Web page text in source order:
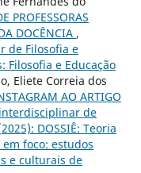
PROFESSORAS
DOCÊNCIA ,
de Filosofia e
Filosofia e Educação
Eliete Correia dos
AO ARTIGO
de
DOSSIÊ: Teoria
foco: estudos
e culturais de